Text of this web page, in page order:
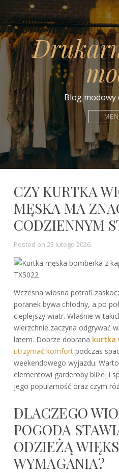
Blog modowy
CZY KURTKA
MĘSKA MA
CODZIENNYM
Posted on 23 lutego 2026
Wczesna wiosna potrafi
poranek bywa chłodny, a po
cieplejszy wiatr. Właśnie w
wierzchnie zaczyna odgrywać
latem. Dobrze dobrana kurtka
utrzymać komfortpodczas
weekendowego wyjazdu.
elementowi garderoby bliżej i
jego popularność oraz czym
DLACZEGO
POGODA
ODZIEŻĄ
WYMAGANIA?